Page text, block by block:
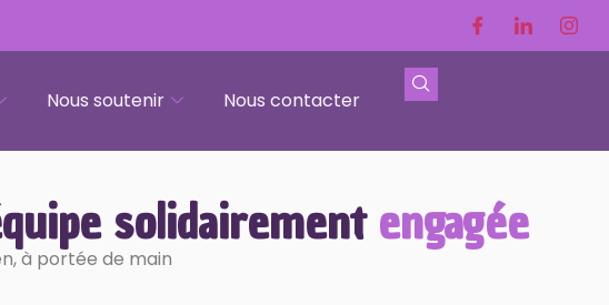
Nous soutenir Nous contacter
solidairementengagée
à portée de main